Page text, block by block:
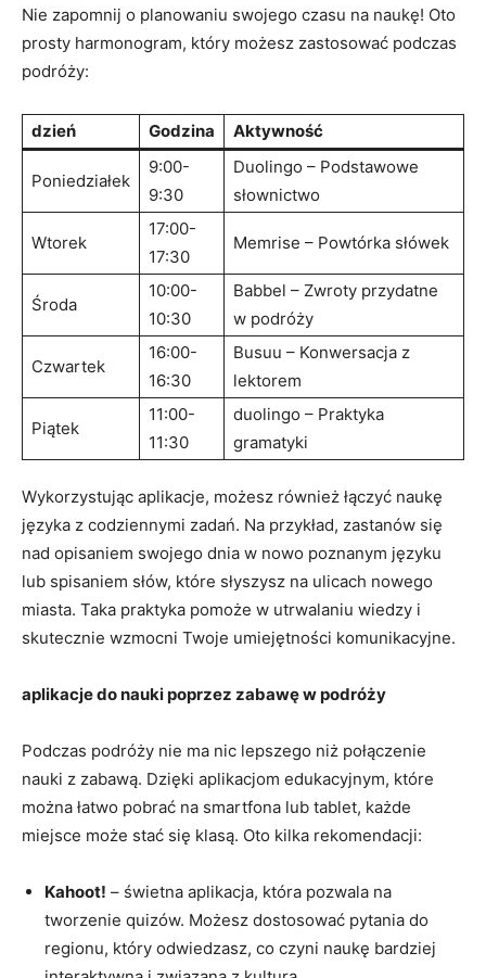
Nie zapomnij o planowaniu swojego czasu​ na naukę! Oto
prosty harmonogram, ⁤który możesz ‍zastosować podczas
podróży:
dzień Godzina Aktywność
Poniedziałek
9:00-
9:30
Duolingo – Podstawowe
słownictwo
Wtorek
17:00-
17:30
Memrise – Powtórka słówek
Środa
10:00-
10:30
Babbel – Zwroty ‌przydatne
w ‍podróży
Czwartek
16:00-
16:30
Busuu – Konwersacja z
lektorem
Piątek
11:00-
11:30
duolingo – ‍Praktyka
gramatyki
Wykorzystując⁣ aplikacje, możesz również łączyć naukę
języka z⁣ codziennymi zadań. Na przykład, zastanów⁣ się‍
nad opisaniem swojego‍ dnia ⁤w nowo poznanym języku‌
lub‌ spisaniem ‍słów,⁣ które słyszysz na‌ ulicach nowego
miasta. ⁢Taka praktyka​ pomoże w utrwalaniu wiedzy i⁤
skutecznie ‍wzmocni Twoje umiejętności ⁢komunikacyjne.
aplikacje do nauki poprzez ⁢zabawę w​ podróży
Podczas ​podróży nie ma nic lepszego niż ⁣połączenie
‍nauki z‍ zabawą. Dzięki aplikacjom edukacyjnym, które
można łatwo pobrać na smartfona lub tablet, każde
miejsce może stać się klasą. Oto ⁣kilka rekomendacji:
Kahoot! – świetna aplikacja, która‌ pozwala na
tworzenie ‌quizów. Możesz ‌dostosować pytania do
regionu, który odwiedzasz, co czyni naukę bardziej